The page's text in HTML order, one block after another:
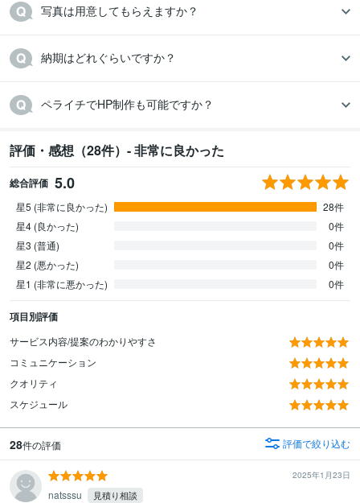
写真は用意してもらえますか？
納期はどれぐらいですか？
ペライチでHP制作も可能ですか？
評価・感想（28件）- 非常に良かった
総合評価 5.0
星5 (非常に良かった)
28件
星4 (良かった)
0件
星3 (普通)
0件
星2 (悪かった)
0件
星1 (非常に悪かった)
0件
項目別評価
サービス内容/提案のわかりやすさ
コミュニケーション
クオリティ
スケジュール
28件の評価 評価で絞り込む
2025年1月23日
natsssu 見積り相談